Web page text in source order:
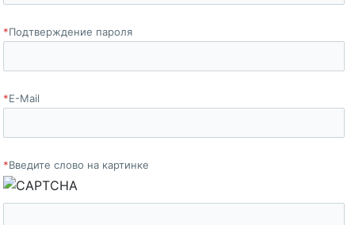
*Подтверждение пароля
*E-Mail
*Введите слово на картинке